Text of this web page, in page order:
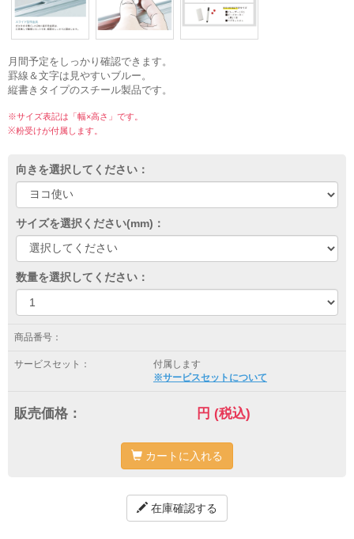
月間予定をしっかり確認できます。
罫線＆文字は見やすいブルー。
縦書きタイプのスチール製品です。
※サイズ表記は「幅×高さ」です。
※粉受けが付属します。
向きを選択してください：
サイズを選択ください(mm)：
数量を選択してください：
商品番号：
サービスセット：
付属します
※サービスセットについて
販売価格： 円 (税込)
カートに入れる
在庫確認する